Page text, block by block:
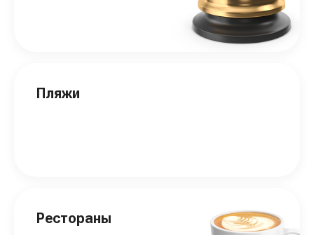
Пляжи
Рестораны